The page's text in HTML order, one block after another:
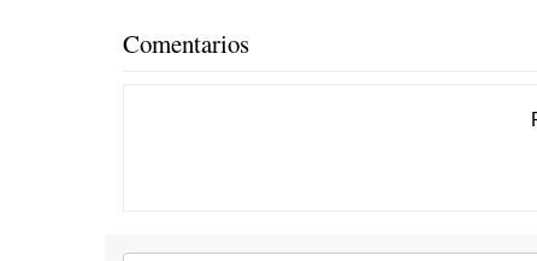
Comentarios